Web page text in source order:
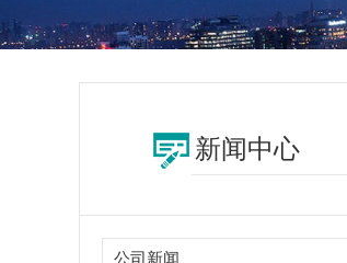
新闻中心
公司新闻